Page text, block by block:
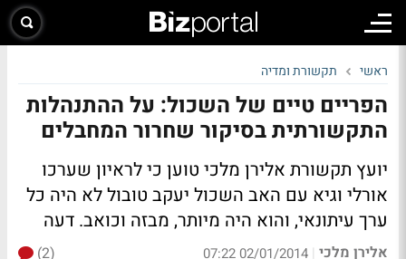
ראשי תקשורת ומדיה
הפריים טיים של השכול: על ההתנהלות
התקשורתית בסיקור שחרור המחבלים
יועץ תקשורת אלירן מלכי טוען כי לראיון שערכו
אורלי וגיא עם האב השכול יעקב טובול לא היה כל
ערך עיתונאי, והוא היה מיותר, מבזה וכואב. דעה
אלירן מלכי |
02/01/2014 07:22
(2)